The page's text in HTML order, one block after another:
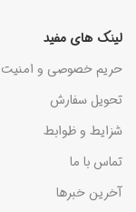
لینک های مفید
حریم خصوصی و امنیت
تحویل سفارش
شزایط و ظوابط
تماس با ما
آخرین خبرها